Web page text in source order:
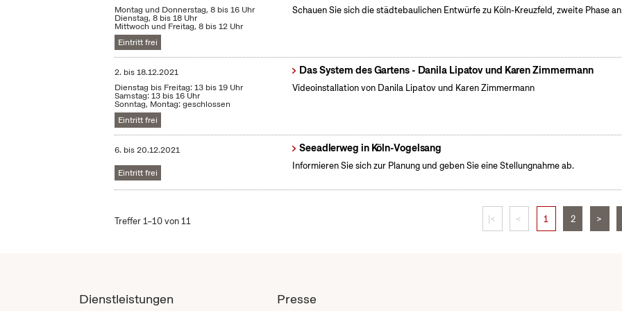
Montag und Donnerstag, 8 bis 16 Uhr
Dienstag, 8 bis 18 Uhr
Mittwoch und Freitag, 8 bis 12 Uhr
Eintritt frei
Schauen Sie sich die städtebaulichen Entwürfe zu Köln-Kreuzfeld, zweite Phase
2. bis18.12.2021
Dienstag bis Freitag: 13 bis 19 Uhr
Samstag: 13 bis 16 Uhr
Sonntag, Montag: geschlossen
Eintritt frei
Das System des Gartens - Danila Lipatov und Karen Zimmermann
Videoinstallation von Danila Lipatov und Karen Zimmermann
6. bis20.12.2021
Eintritt frei
Seeadlerweg in Köln-Vogelsang
Informieren Sie sich zur Planung und geben Sie eine Stellungnahme ab.
Treffer 1–10 von 11 |< < 1 2 >
Dienstleistungen Presse